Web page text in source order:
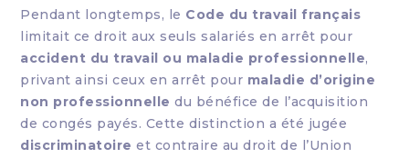
Pendant longtemps, le Code du travail français
limitait ce droit aux seuls salariés en arrêt pour
accident du travail ou maladie professionnelle,
privant ainsi ceux en arrêt pour maladie d’origine
non professionnelle du bénéfice de l’acquisition
de congés payés. Cette distinction a été jugée
discriminatoire et contraire au droit de l’Union